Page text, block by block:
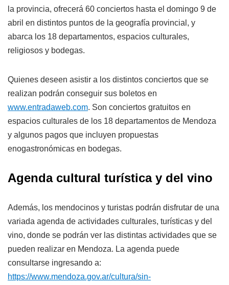
la provincia, ofrecerá 60 conciertos hasta el domingo 9 de
abril en distintos puntos de la geografía provincial, y
abarca los 18 departamentos, espacios culturales,
religiosos y bodegas.
Quienes deseen asistir a los distintos conciertos que se
realizan podrán conseguir sus boletos en
www.entradaweb.com. Son conciertos gratuitos en
espacios culturales de los 18 departamentos de Mendoza
y algunos pagos que incluyen propuestas
enogastronómicas en bodegas.
Agenda cultural turística y del vino
Además, los mendocinos y turistas podrán disfrutar de una
variada agenda de actividades culturales, turísticas y del
vino, donde se podrán ver las distintas actividades que se
pueden realizar en Mendoza. La agenda puede
consultarse ingresando a:
https://www.mendoza.gov.ar/cultura/sin-